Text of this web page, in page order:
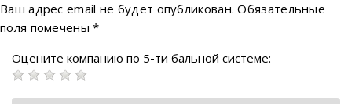
Ваш адрес email не будет опубликован. Обязательные
поля помечены*
Оцените компанию по 5-ти бальной системе: